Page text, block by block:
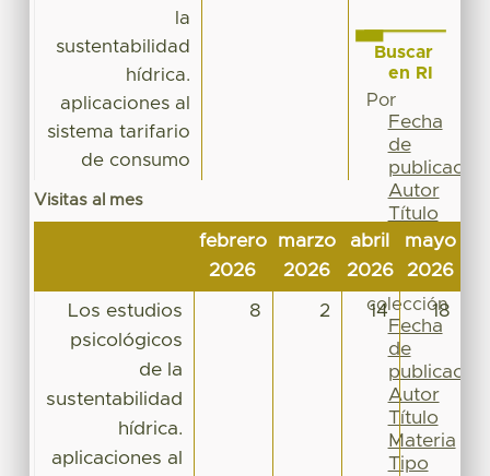
la
sustentabilidad
hídrica.
aplicaciones al
sistema tarifario
de consumo
Visitas al mes
febrero
2026
marzo
2026
abril
2026
mayo
2026
Los estudios
psicológicos
de la
sustentabilidad
hídrica.
aplicaciones al
8 2 14 18
Buscar
en RI
Por
Fecha
de
publicación
Autor
Título
Materia
Tipo
colección
Fecha
de
publicación
Autor
Título
Materia
Tipo